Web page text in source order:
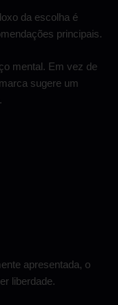
da escolha é
principais.
mental. Em vez de
sugere um
apresentada, o
liberdade.